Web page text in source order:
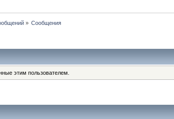
» Сообщения
этим пользователем.